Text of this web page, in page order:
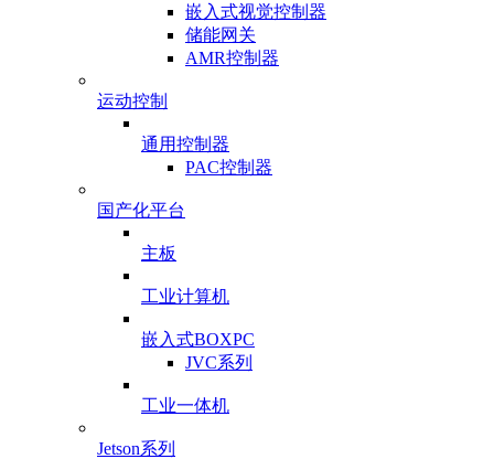
嵌入式视觉控制器
储能网关
AMR控制器
运动控制
通用控制器
PAC控制器
国产化平台
主板
工业计算机
嵌入式BOXPC
JVC系列
工业一体机
Jetson系列